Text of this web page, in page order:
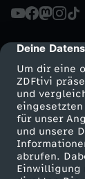
cmp-
Deine
Um dir eine
ZDFtivi
und
für unser
und unsere
abrufen.
Einwilligung
e
r
r
o
h
Mehr ZDF
ZDF-Apps
Smart TV